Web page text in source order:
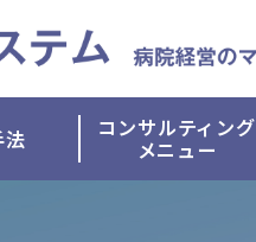
法 コンサルティング
メニュー